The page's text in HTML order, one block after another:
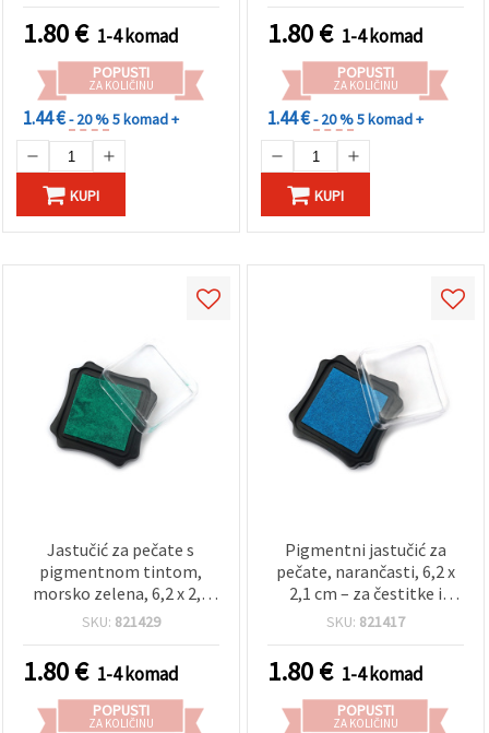
1.80€ 1-4 komad
POPUSTI
ZA KOLIČINU
1.44 €- 20 %5 komad +
KUPI
1.80€ 1-4 komad
POPUSTI
ZA KOLIČINU
1.44 €- 20 %5 komad +
KUPI
Jastučić za pečate s
pigmentnom tintom,
morsko zelena, 6,2 x 2,1
cm, prozirni poklopac
SKU: 821429
1.80€ 1-4 komad
POPUSTI
ZA KOLIČINU
Pigmentni jastučić za
pečate, narančasti, 6,2 x
2,1 cm – za čestitke i
kartice, scrapbooking,
(DIY) projekte
SKU: 821417
1.80€ 1-4 komad
POPUSTI
ZA KOLIČINU